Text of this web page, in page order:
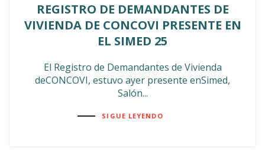
REGISTRO DE DEMANDANTES DE
VIVIENDA DE CONCOVI PRESENTE EN
EL SIMED 25
El Registro de Demandantes de Vivienda
deCONCOVI, estuvo ayer presente enSimed,
Salón...
SIGUE LEYENDO